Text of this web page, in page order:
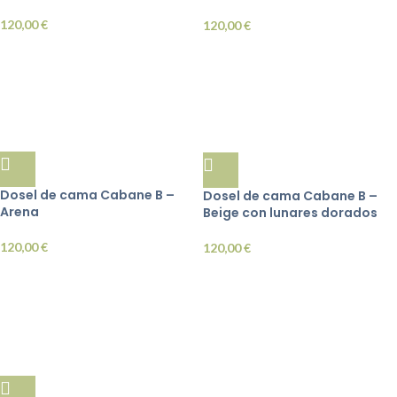
120,00€ 120,00€
Dosel de cama Cabane B –
Arena
120,00€
Dosel de cama Cabane B –
Beige con lunares dorados
120,00€